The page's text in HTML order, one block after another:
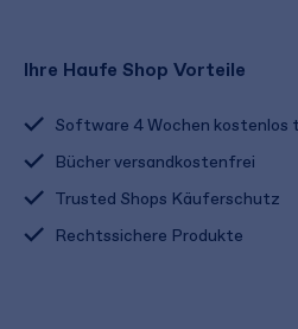
Ihre Haufe Shop Vorteile
Software 4 Wochen kostenlos
Bücher versandkostenfrei
Trusted Shops Käuferschutz
Rechtssichere Produkte